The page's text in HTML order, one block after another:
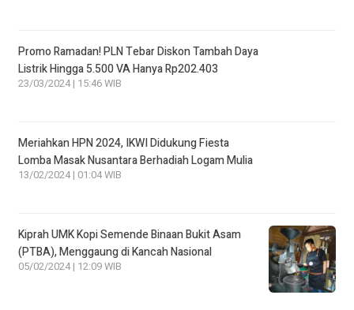
Promo Ramadan! PLN Tebar Diskon Tambah Daya
Listrik Hingga 5.500 VA Hanya Rp202.403
23/03/2024 | 15:46 WIB
Meriahkan HPN 2024, IKWI Didukung Fiesta
Lomba Masak Nusantara Berhadiah Logam Mulia
13/02/2024 | 01:04 WIB
Kiprah UMK Kopi Semende Binaan Bukit Asam
(PTBA), Menggaung di Kancah Nasional
05/02/2024 | 12:09 WIB